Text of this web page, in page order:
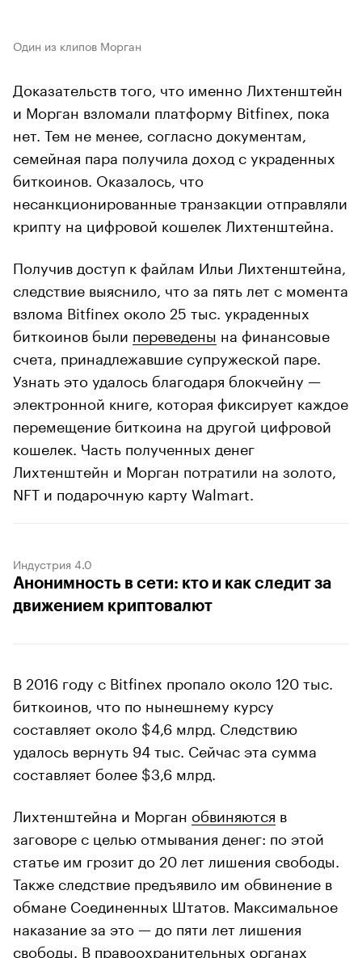
Один из клипов Морган
Доказательств того, что именно Лихтенштейн
и Морган взломали платформу Bitfinex, пока
нет. Тем не менее, согласно документам,
семейная пара получила доход с украденных
биткоинов. Оказалось, что
несанкционированные транзакции отправляли
крипту на цифровой кошелек Лихтенштейна.
Получив доступ к файлам Ильи Лихтенштейна,
следствие выяснило, что за пять лет с момента
взлома Bitfinex около 25 тыс. украденных
биткоинов были переведены на финансовые
счета, принадлежавшие супружеской паре.
Узнать это удалось благодаря блокчейну —
электронной книге, которая фиксирует каждое
перемещение биткоина на другой цифровой
кошелек. Часть полученных денег
Лихтенштейн и Морган потратили на золото,
NFT и подарочную карту Walmart.
Индустрия 4.0
Анонимность в сети: кто и как следит за
движением криптовалют
В 2016 году с Bitfinex пропало около 120 тыс.
биткоинов, что по нынешнему курсу
составляет около $4,6 млрд. Следствию
удалось вернуть 94 тыс. Сейчас эта сумма
составляет более $3,6 млрд.
Лихтенштейна и Морган обвиняются в
заговоре с целью отмывания денег: по этой
статье им грозит до 20 лет лишения свободы.
Также следствие предъявило им обвинение в
обмане Соединенных Штатов. Максимальное
наказание за это — до пяти лет лишения
свободы. В правоохранительных органах